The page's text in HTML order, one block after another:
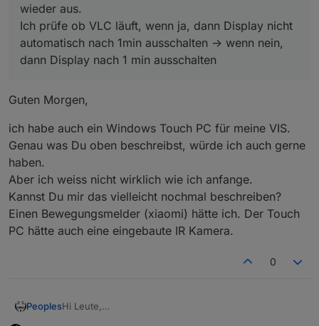
wieder aus.
Ich prüfe ob VLC läuft, wenn ja, dann Display nicht
automatisch nach 1min ausschalten -> wenn nein,
dann Display nach 1 min ausschalten
Guten Morgen,
ich habe auch ein Windows Touch PC für meine VIS.
Genau was Du oben beschreibst, würde ich auch gerne
haben.
Aber ich weiss nicht wirklich wie ich anfange.
Kannst Du mir das vielleicht nochmal beschreiben?
Einen Bewegungsmelder (xiaomi) hätte ich. Der Touch
PC hätte auch eine eingebaute IR Kamera.
0
PeoplesHi Leute,